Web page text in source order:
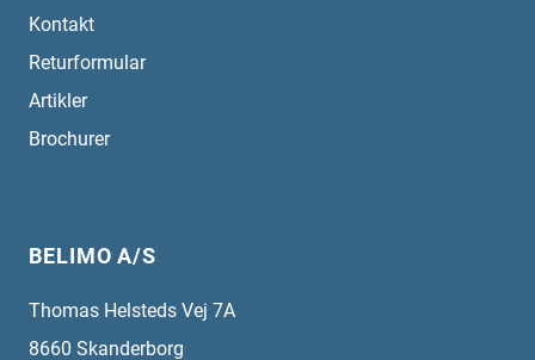
Kontakt
Returformular
Artikler
Brochurer
BELIMO A/S
Thomas Helsteds Vej 7A
8660 Skanderborg